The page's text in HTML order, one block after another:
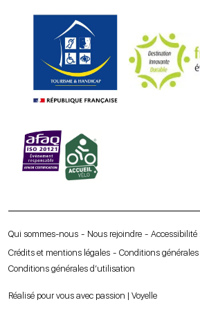
Qui sommes-nous Nous rejoindre
Accessibilité
Crédits et mentions légales
Conditions
Conditions générales d’utilisation
Réalisé pour vous avec passion | Voyelle